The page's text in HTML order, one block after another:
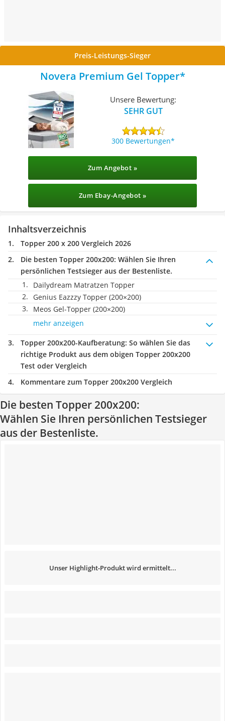
Preis-Leistungs-Sieger
Novera Premium Gel Topper
Unsere Bewertung:
SEHR GUT
300 Bewertungen
Zum Angebot »
Zum Ebay-Angebot »
Inhaltsverzeichnis
Topper 200 x 200 Vergleich 2026
Die besten Topper 200x200: Wählen Sie Ihren
persönlichen Testsieger aus der Bestenliste.
Dailydream Matratzen Topper
Genius Eazzzy Topper (200×200)
Meos Gel-Topper (200×200)
mehr anzeigen
Topper 200x200-Kaufberatung: So wählen Sie das
richtige Produkt aus dem obigen Topper 200x200
Test oder Vergleich
Kommentare zum Topper 200x200 Vergleich
Die besten Topper 200x200:
Wählen Sie Ihren persönlichen Testsieger
aus der Bestenliste.
Unser Highlight-Produkt wird ermittelt...